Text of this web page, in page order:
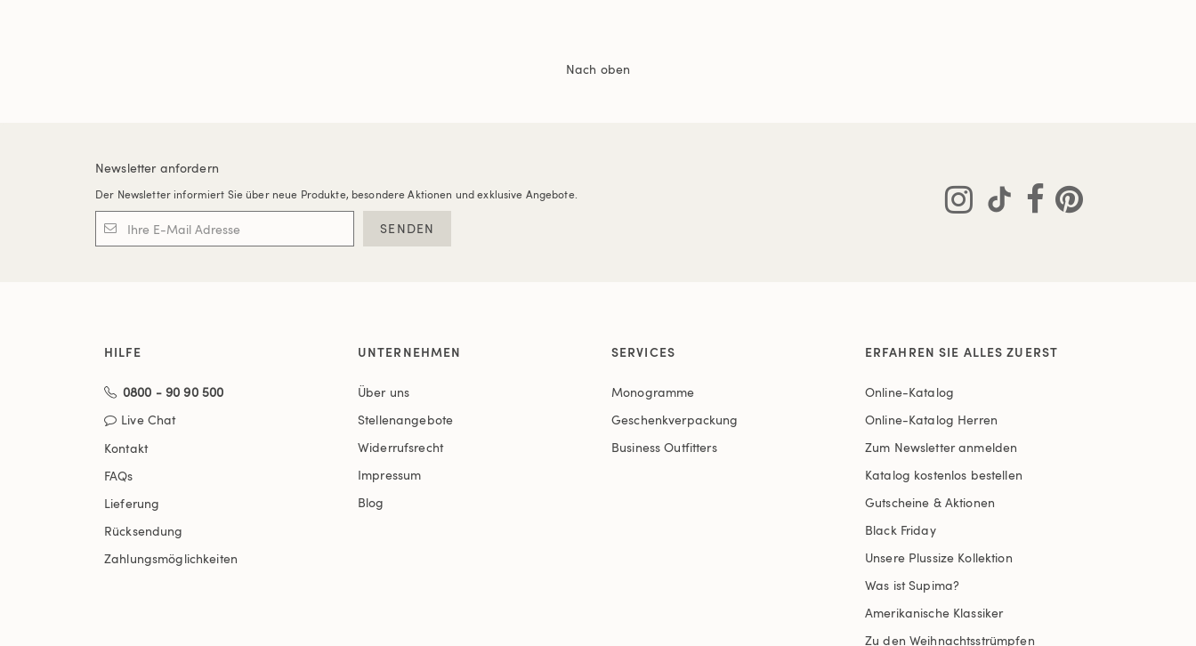
Nach oben
Newsletter anfordern
Der Newsletter informiert Sie über neue Produkte, besondere Aktionen und exklusive Angebote.
SENDEN
HILFE
0800 - 90 90 500
Live Chat
Kontakt
FAQs
Lieferung
Rücksendung
Zahlungsmöglichkeiten
UNTERNEHMEN
Über uns
Stellenangebote
Widerrufsrecht
Impressum
Blog
SERVICES
Monogramme
Geschenkverpackung
Business Outfitters
ERFAHREN SIE ALLES ZUERST
Online-Katalog
Online-Katalog Herren
Zum Newsletter anmelden
Katalog kostenlos bestellen
Gutscheine & Aktionen
Black Friday
Unsere Plussize Kollektion
Was ist Supima?
Amerikanische Klassiker
Zu den Weihnachtsstrümpfen